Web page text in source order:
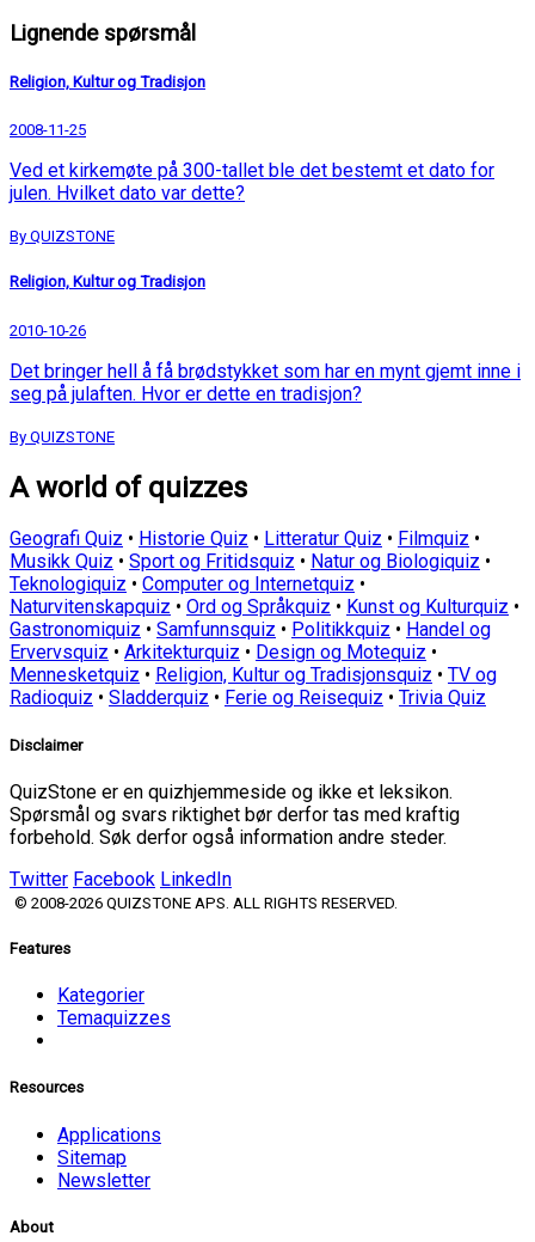
Lignende spørsmål
Religion, Kultur og Tradisjon
2008-11-25
Ved et kirkemøte på 300-tallet ble det bestemt et dato for
julen. Hvilket dato var dette?
By QUIZSTONE
Religion, Kultur og Tradisjon
2010-10-26
Det bringer hell å få brødstykket som har en mynt gjemt inne i
seg på julaften. Hvor er dette en tradisjon?
By QUIZSTONE
A world of quizzes
Geografi Quiz • Historie Quiz • Litteratur Quiz • Filmquiz •
Musikk Quiz • Sport og Fritidsquiz • Natur og Biologiquiz •
Teknologiquiz • Computer og Internetquiz •
Naturvitenskapquiz • Ord og Språkquiz • Kunst og Kulturquiz •
Gastronomiquiz • Samfunnsquiz • Politikkquiz • Handel og
Ervervsquiz • Arkitekturquiz • Design og Motequiz •
Mennesketquiz • Religion, Kultur og Tradisjonsquiz • TV og
Radioquiz • Sladderquiz • Ferie og Reisequiz • Trivia Quiz
Disclaimer
QuizStone er en quizhjemmeside og ikke et leksikon.
Spørsmål og svars riktighet bør derfor tas med kraftig
forbehold. Søk derfor også information andre steder.
Twitter Facebook LinkedIn
© 2008-2026 QUIZSTONE APS. ALL RIGHTS RESERVED.
Features
Kategorier
Temaquizzes
Resources
Applications
Sitemap
Newsletter
About